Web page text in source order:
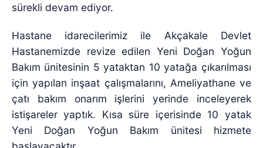
sürekli devam ediyor.
Hastane idarecilerimiz ile Akçakale Devlet
Hastanemizde revize edilen Yeni Doğan Yoğun
Bakım ünitesinin 5 yataktan 10 yatağa çıkarılması
için yapılan inşaat çalışmalarını, Ameliyathane ve
çatı bakım onarım işlerini yerinde inceleyerek
istişareler yaptık. Kısa süre içerisinde 10 yatak
Yeni Doğan Yoğun Bakım ünitesi hizmete